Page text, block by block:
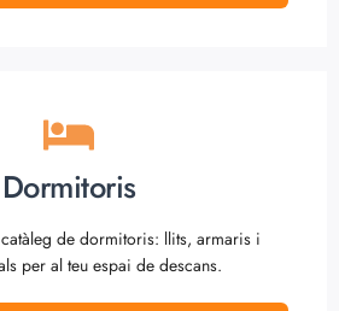
Dormitoris
de dormitoris: llits, armaris i
per al teu espai de descans.